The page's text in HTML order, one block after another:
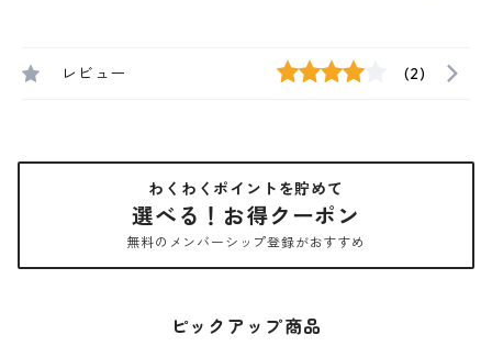
レビュー (2)
わくわくポイントを貯めて
選べる！お得クーポン
無料のメンバーシップ登録がおすすめ
ピックアップ商品